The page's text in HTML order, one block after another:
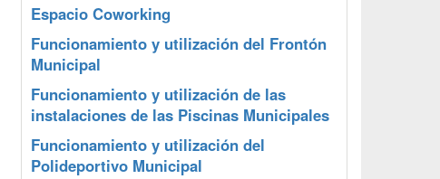
Espacio Coworking
Funcionamiento y utilización del Frontón
Municipal
Funcionamiento y utilización de las
instalaciones de las Piscinas Municipales
Funcionamiento y utilización del
Polideportivo Municipal